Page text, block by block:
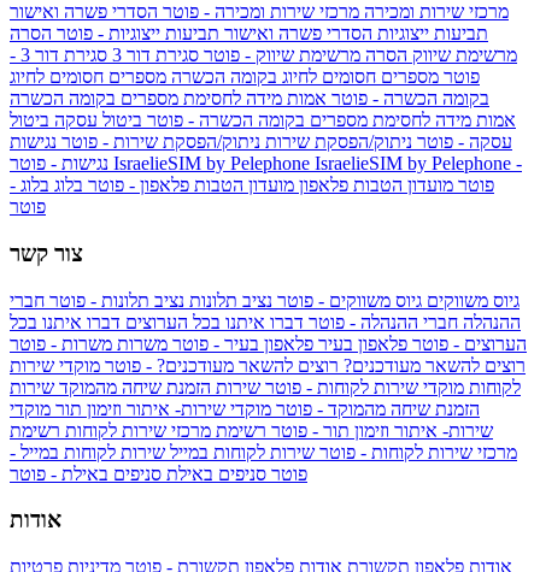
מרכזי שירות ומכירה מרכזי שירות ומכירה - פוטר הסדרי פשרה ואישור
תביעות ייצוגיות הסדרי פשרה ואישור תביעות ייצוגיות - פוטר הסרה
מרשימת שיווק הסרה מרשימת שיווק - פוטר סגירת דור 3
סגירת דור 3 -
פוטר מספרים חסומים לחיוג בקומה הכשרה מספרים חסומים לחיוג
בקומה הכשרה - פוטר אמות מידה לחסימת מספרים בקומה הכשרה
אמות מידה לחסימת מספרים בקומה הכשרה - פוטר ביטול עסקה ביטול
עסקה - פוטר ניתוק/הפסקת שירות ניתוק/הפסקת שירות - פוטר נגישות
IsraelieSIM by Pelephone IsraelieSIM by Pelephone -
פוטר מועדון הטבות פלאפון מועדון הטבות פלאפון - פוטר בלוג בלוג -
פוטר
צור קשר
גיוס משווקים גיוס משווקים - פוטר נציב תלונות נציב תלונות - פוטר חברי
ההנהלה חברי ההנהלה - פוטר דברו איתנו בכל הערוצים דברו איתנו בכל
הערוצים - פוטר פלאפון בעיר פלאפון בעיר - פוטר משרות משרות - פוטר
רוצים להשאר מעודכנים? רוצים להשאר מעודכנים? - פוטר מוקדי שירות
לקוחות מוקדי שירות לקוחות - פוטר שירות הזמנת שיחה מהמוקד שירות
הזמנת שיחה מהמוקד - פוטר מוקדי שירות- איתור וזימון תור מוקדי
שירות- איתור וזימון תור - פוטר רשימת מרכזי שירות לקוחות רשימת
מרכזי שירות לקוחות - פוטר שירות לקוחות במייל שירות לקוחות במייל -
פוטר סניפים באילת סניפים באילת - פוטר
אודות
אודות פלאפון תקשורת אודות פלאפון תקשורת - פוטר מדיניות פרטיות